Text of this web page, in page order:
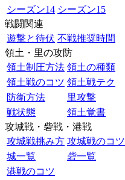
シーズン14 シーズン15
戦闘関連
遊撃と待伏 不戦推奨時間
領土・里の攻防
領土制圧方法 領土の種類
領土戦のコツ 領土戦テク
防衛方法
里攻撃
戦状態
領土覚書
攻城戦・砦戦・港戦
攻城戦挑み方 攻城戦のコツ
城一覧
砦一覧
港戦のコツ